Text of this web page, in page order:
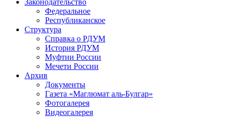
Законодательство
Федеральное
Республиканское
Структура
Справка о РДУМ
История РДУМ
Муфтии России
Мечети России
Архив
Документы
Газета «Маглюмат аль-Булгар»
Фотогалерея
Видеогалерея